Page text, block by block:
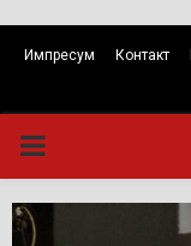
Импресум Контакт
PRIMARY
MENU